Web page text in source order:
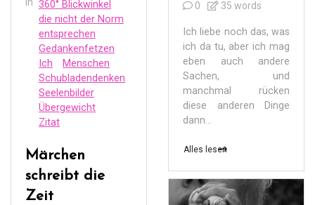
360° Blickwinkel
die nicht der Norm
entsprechen
Gedankenfetzen
Ich
Menschen
Schubladendenken
Seelenbilder
Übergewicht
Zitat
Märchen
schreibt die
Zeit
0 35 words
Ich liebe noch das, was
ich da tu, aber ich mag
eben auch andere
Sachen, und
manchmal rücken
diese anderen Dinge
dann...
Alles lesen